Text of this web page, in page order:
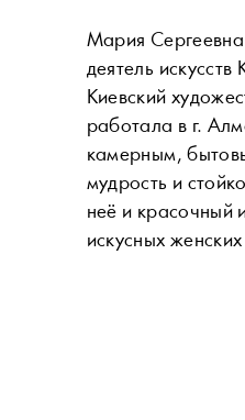
Мария
деятель
Киевский
работала в г.
камерным,
мудрость и
неё и красочный
искусных